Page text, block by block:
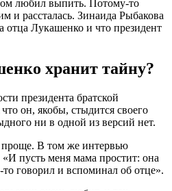
любил выпить. Потому-то
и рассталась. Зинаида Рыбакова
отца Лукашенко и что президент
хранит тайну?
президента братской
он, якобы, стыдится своего
ни в одной из версий нет.
проще. В том же интервью
пусть меня мама простит: она
то говорил и вспоминал об отце».